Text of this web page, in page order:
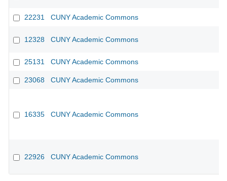
22231 CUNY Academic Commons
12328 CUNY Academic Commons
25131 CUNY Academic Commons
23068 CUNY Academic Commons
16335 CUNY Academic Commons
22926 CUNY Academic Commons